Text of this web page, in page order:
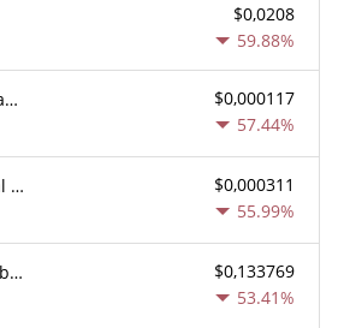
$0,0208
59.88%
The Nietzschean Mouse
$0,000117
57.44%
Football Capital Markets
$0,000311
55.99%
Argentine Football Association Fan Token
$0,133769
53.41%